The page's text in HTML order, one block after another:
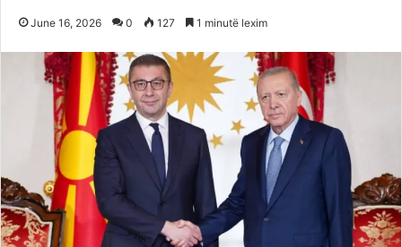
June 16, 2026 0 127 1 minutë lexim